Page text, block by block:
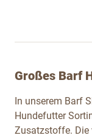
Großes Barf
In unserem Barf
Hundefutter
Zusatzstoffe. Die